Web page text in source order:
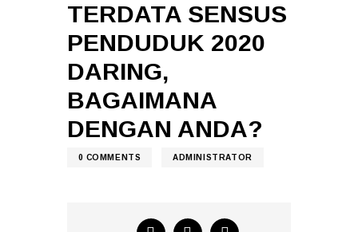
TERDATA SENSUS
PENDUDUK 2020
DARING,
BAGAIMANA
DENGAN ANDA?
0 COMMENTS ADMINISTRATOR